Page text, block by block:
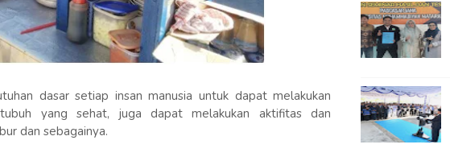
dasar setiap insan manusia untuk dapat melakukan
yang sehat, juga dapat melakukan aktifitas dan
dan sebagainya.